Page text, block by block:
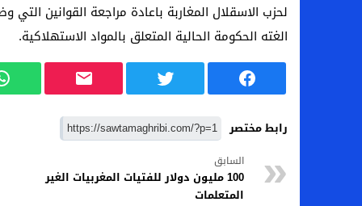
تحرش وابتزاز يطال موظفة في وزارة
فلوريدا / الولايات المتحدة الامريكية: تنفيد
الاتحاد المغربي لجمعيات الاوراش ينتخب
محل تجاري عربي إسلامي ببوسطن يستحق
المغرب… إقصاء مراسل صحفي بأزيلال من
لحزب الاسقلال المغاربة باعادة مراجعة القوانين
الغته الحكومة الحالية المتعلق بالمواد الاستهلاكية.
رابط مختصر
السابق
100 مليون دولار للفتيات المغربيات الغير
المتعلمات